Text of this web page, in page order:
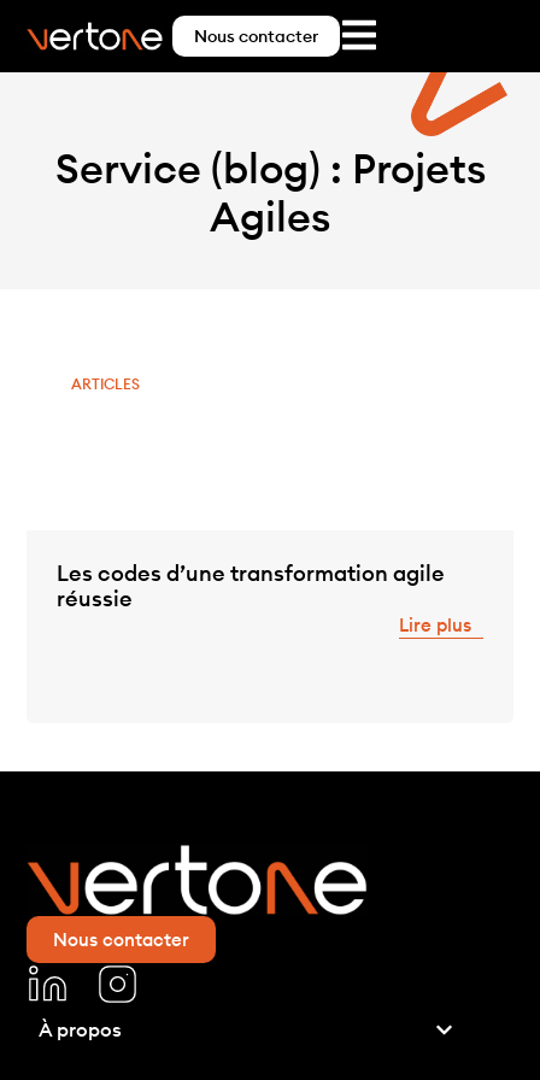
Nous contacter
Service (blog) : Projets
Agiles
ARTICLES
Les codes d’une transformation agile
réussie
Lire plus
Nous contacter
À propos